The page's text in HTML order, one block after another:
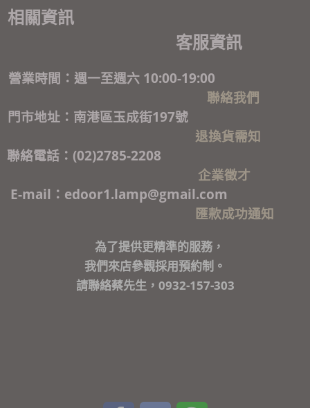
相關資訊
客服資訊
營業時間：週一至週六 10:00-19:00
聯絡我們
門市地址：南港區玉成街197號
退換貨需知
聯絡電話：(02)2785-2208
企業徵才
E-mail：edoor1.lamp@gmail.com
匯款成功通知
為了提供更精準的服務，
我們來店參觀採用預約制。
請聯絡蔡先生，0932-157-303